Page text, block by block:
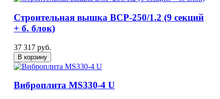
Строительная вышка ВСР-250/1.2 (9 секций
+ б. блок)
37 317 руб.
В корзину
Виброплита MS330-4 U